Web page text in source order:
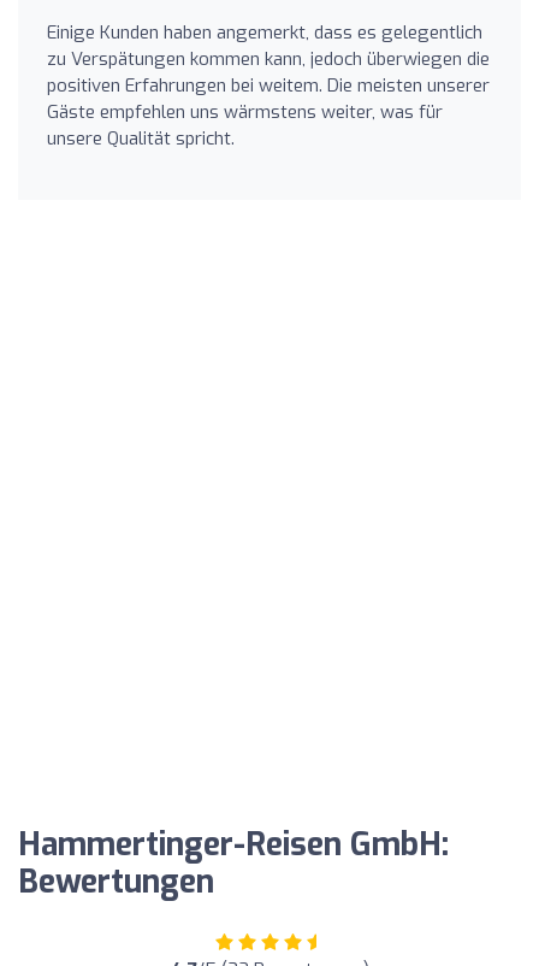
Einige Kunden haben angemerkt, dass es gelegentlich
zu Verspätungen kommen kann, jedoch überwiegen die
positiven Erfahrungen bei weitem. Die meisten unserer
Gäste empfehlen uns wärmstens weiter, was für
unsere Qualität spricht.
Hammertinger-Reisen GmbH:
Bewertungen